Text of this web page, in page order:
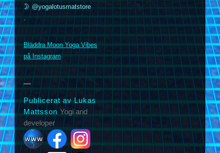
🌛 @yogalotusmatstore
.
Bläddra Moon Yoga Vibes
på Instagram
Publicerat av Lukas
MattssonYogi and
developer